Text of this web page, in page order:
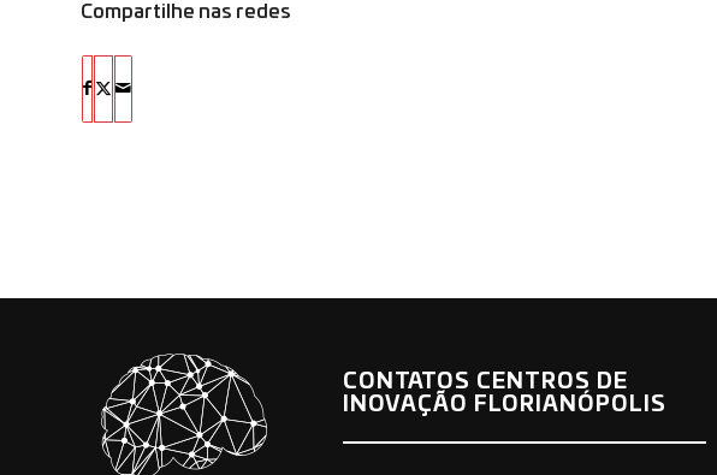
Compartilhe nas redes
CONTATOS CENTROS DE
INOVAÇÃO FLORIANÓPOLIS